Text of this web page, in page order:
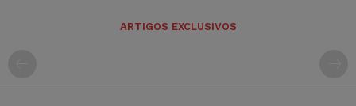
ARTIGOS EXCLUSIVOS